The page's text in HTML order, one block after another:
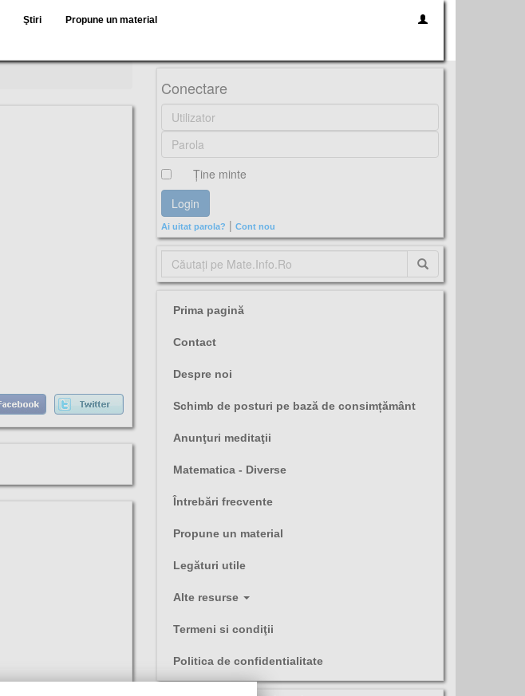
Ştiri Propune un material
Conectare
Ţine minte
Ai uitat parola? | Cont nou
Prima pagină
Contact
Despre noi
Schimb de posturi pe bază de consimțământ
Anunţuri meditaţii
Matematica - Diverse
Întrebări frecvente
Propune un material
Legături utile
Alte resurse
Termeni si condiţii
Politica de confidentialitate